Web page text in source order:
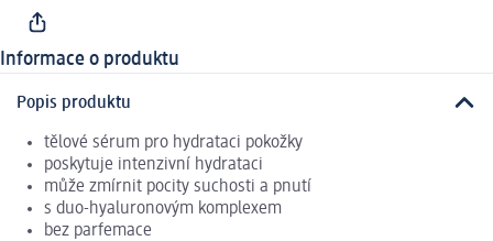
Informace o produktu
Popis produktu
tělové sérum pro hydrataci pokožky
poskytuje intenzivní hydrataci
může zmírnit pocity suchosti a pnutí
s duo-hyaluronovým komplexem
bez parfemace